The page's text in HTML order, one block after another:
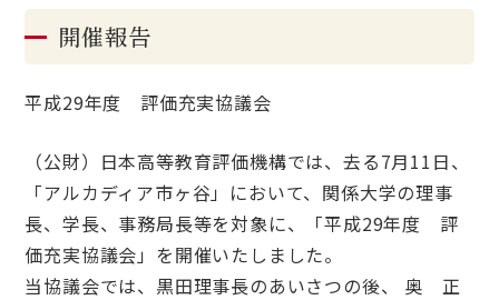
開催報告
平成29年度 評価充実協議会
（公財）日本高等教育評価機構では、去る7月11日、
「アルカディア市ヶ谷」において、関係大学の理事
長、学長、事務局長等を対象に、「平成29年度 評
価充実協議会」を開催いたしました。
当協議会では、黒田理事長のあいさつの後、 奥 正